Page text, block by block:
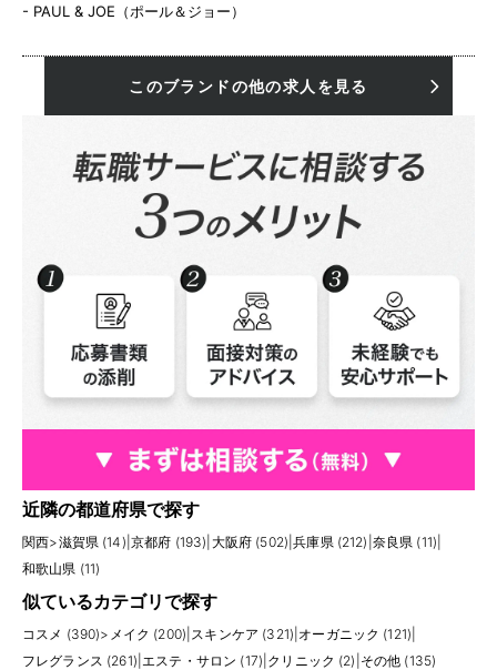
- PAUL & JOE（ポール＆ジョー）
このブランドの他の求人を見る
近隣の都道府県で探す
関西>滋賀県 (14) 京都府 (193) 大阪府 (502) |兵庫県 (212) 奈良県 (11)
和歌山県 (11)
似ているカテゴリで探す
コスメ (390)> メイク (200) スキンケア (321) オーガニック (121)
フレグランス (261) エステ・サロン (17) クリニック (2) その他 (135)